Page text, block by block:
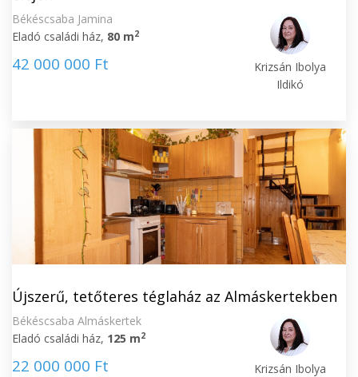
Békéscsaba Jamina
Eladó családi ház, 80 m2
42 000 000 Ft
Krizsán Ibolya
Ildikó
Újszerű, tetőteres téglaház az Almáskertekben
Békéscsaba Almáskertek
Eladó családi ház, 125 m2
22 000 000 Ft
Krizsán Ibolya